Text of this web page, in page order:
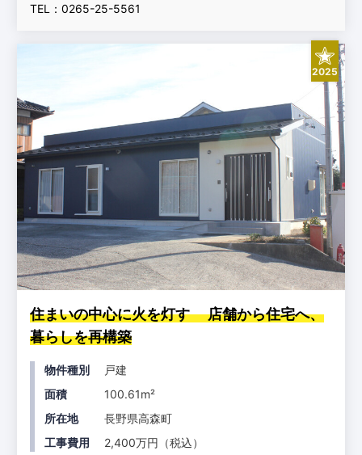
TEL：0265-25-5561
2025
住まいの中心に火を灯す 店舗から住宅へ、
暮らしを再構築
物件種別
戸建
面積
100.61m²
所在地
長野県高森町
工事費用
2,400万円（税込）